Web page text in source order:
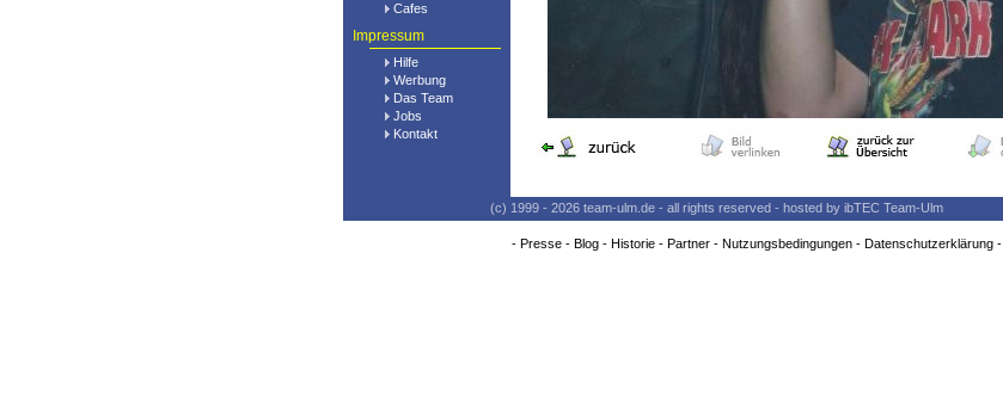
Cafes
Impressum
Hilfe
Werbung
Das Team
Jobs
Kontakt
(c) 1999 - 2026 team-ulm.de - all rights reserved - hosted by ibTEC Team-Ulm
- Presse- Blog- Historie- Partner- Nutzungsbedingungen- Datenschutzerklärung-